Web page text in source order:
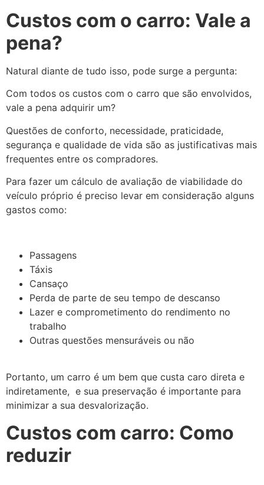
Custos com o carro: Vale a
pena?
Natural diante de tudo isso, pode surge a pergunta:
Com todos os custos com o carro que são envolvidos,
vale a pena adquirir um?
Questões de conforto, necessidade, praticidade,
segurança e qualidade de vida são as justificativas mais
frequentes entre os compradores.
Para fazer um cálculo de avaliação de viabilidade do
veículo próprio é preciso levar em consideração alguns
gastos como:
Passagens
Táxis
Cansaço
Perda de parte de seu tempo de descanso
Lazer e comprometimento do rendimento no
trabalho
Outras questões mensuráveis ou não
Portanto, um carro é um bem que custa caro direta e
indiretamente, e sua preservação é importante para
minimizar a sua desvalorização.
Custos com carro: Como
reduzir